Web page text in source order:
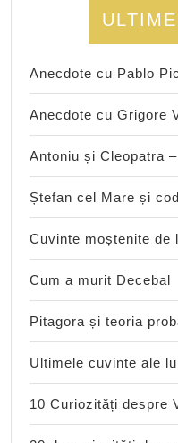
Anecdote cu Pablo
Anecdote cu Grigore
Antoniu și Cleopatra
Ștefan cel Mare și
Cuvinte moștenite de
Cum a murit Decebal
Pitagora și teoria
Ultimele cuvinte ale
10 Curiozități despre